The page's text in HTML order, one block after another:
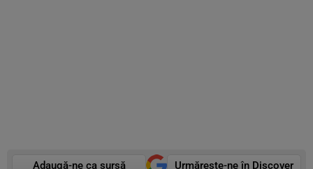
Adaugă-ne ca sursă
Urmărește-ne în Discover